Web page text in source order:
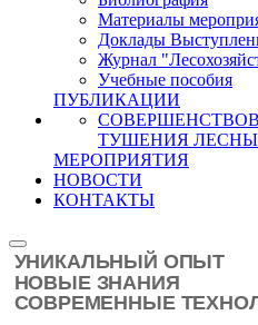
Материалы
Доклады
Журнал
Учебные пособия
ПУБЛИКАЦИИ
ТУШЕНИЯ
МЕРОПРИЯТИЯ
НОВОСТИ
КОНТАКТЫ